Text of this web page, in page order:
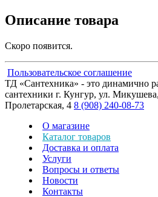
Описание товара
Скоро появится.
Пользовательское соглашение
ТД «Сантехника» - это динамично
сантехники г. Кунгур, ул.
Пролетарская, 4 8 (908) 240-08-73
О магазине
Каталог товаров
Доставка и оплата
Услуги
Вопросы и ответы
Новости
Контакты